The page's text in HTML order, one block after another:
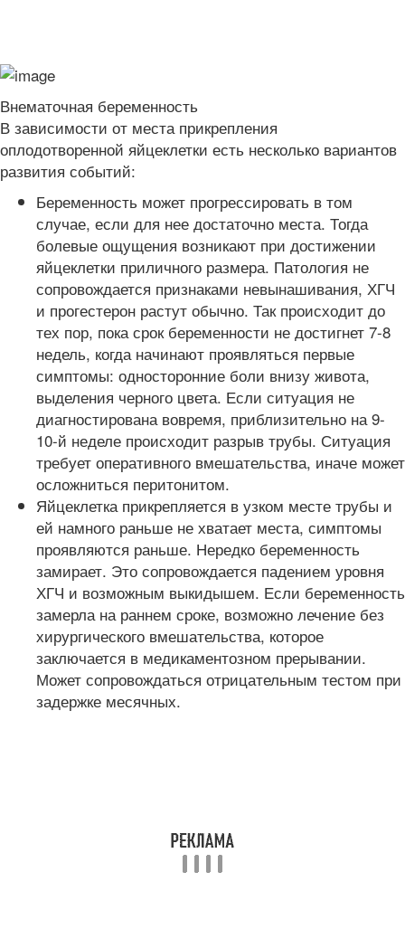
Внематочная беременность
В зависимости от места прикрепления
оплодотворенной яйцеклетки есть несколько вариантов
развития событий:
Беременность может прогрессировать в том
случае, если для нее достаточно места. Тогда
болевые ощущения возникают при достижении
яйцеклетки приличного размера. Патология не
сопровождается признаками невынашивания, ХГЧ
и прогестерон растут обычно. Так происходит до
тех пор, пока срок беременности не достигнет 7-8
недель, когда начинают проявляться первые
симптомы: односторонние боли внизу живота,
выделения черного цвета. Если ситуация не
диагностирована вовремя, приблизительно на 9-
10-й неделе происходит разрыв трубы. Ситуация
требует оперативного вмешательства, иначе может
осложниться перитонитом.
Яйцеклетка прикрепляется в узком месте трубы и
ей намного раньше не хватает места, симптомы
проявляются раньше. Нередко беременность
замирает. Это сопровождается падением уровня
ХГЧ и возможным выкидышем. Если беременность
замерла на раннем сроке, возможно лечение без
хирургического вмешательства, которое
заключается в медикаментозном прерывании.
Может сопровождаться отрицательным тестом при
задержке месячных.